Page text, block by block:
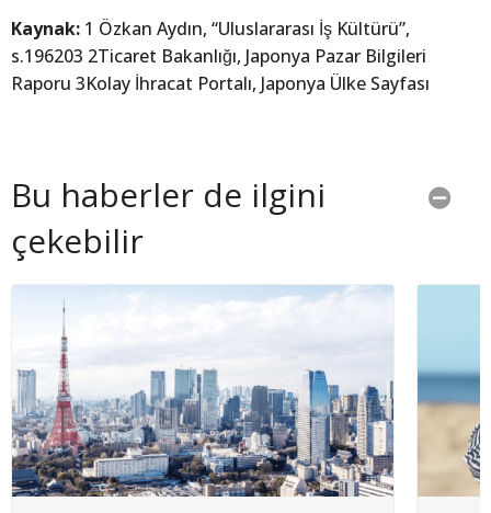
Kaynak: 1 Özkan Aydın, “Uluslararası İş Kültürü”,
s.196203 2Ticaret Bakanlığı, Japonya Pazar Bilgileri
Raporu 3Kolay İhracat Portalı, Japonya Ülke Sayfası
Bu haberler de ilgini
çekebilir